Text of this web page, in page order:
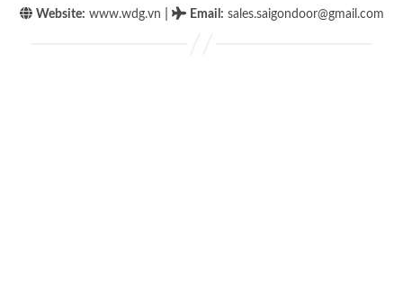
Website: www.wdg.vn Email : sales.saigondoor@gmail.com